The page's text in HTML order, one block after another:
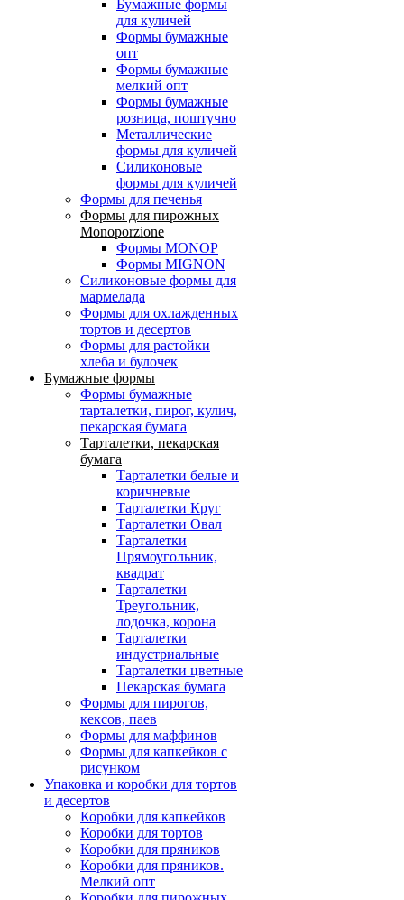
Бумажные формы
для куличей
Формы бумажные
опт
Формы бумажные
мелкий опт
Формы бумажные
розница, поштучно
Металлические
формы для куличей
Силиконовые
формы для куличей
Формы для печенья
Формы для пирожных
Monoporzione
Формы MONOP
Формы MIGNON
Силиконовые формы для
мармелада
Формы для oхлажденных
тортов и десертов
Формы для растойки
хлеба и булочек
Бумажные формы
Формы бумажные
тарталетки, пирог, кулич,
пекарская бумага
Тарталетки, пекарская
бумага
Тарталетки белые и
коричневые
Тарталетки Круг
Тарталетки Овал
Тарталетки
Прямоугольник,
квадрат
Тарталетки
Треугольник,
лодочка, корона
Тарталетки
индустриальные
Тарталетки цветные
Пекарская бумага
Формы для пирогов,
кексов, паев
Формы для маффинов
Формы для капкейков с
рисунком
Упаковка и коробки для тортов
и десертов
Коробки для капкейков
Коробки для тортов
Коробки для пряников
Коробки для пряников.
Мелкий опт